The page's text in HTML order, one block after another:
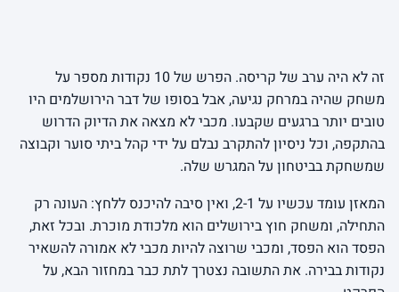
זה לא היה ערב של קריסה. הפרש של 10 נקודות מספר על
משחק שהיה במרחק נגיעה, אבל בסופו של דבר הירושלמים היו
טובים יותר ברגעים שקבעו. מכבי לא מצאה את הדיוק הדרוש
בהתקפה, וכל ניסיון להתקרב נבלם על ידי קהל ביתי סוער וקבוצה
שמשחקת בביטחון על המגרש שלה.
המאזן עומד עכשיו על 2-1, ואין סיבה להיכנס ללחץ: העונה רק
התחילה, ומשחק חוץ בירושלים הוא מלכודת מוכרת. ובכל זאת,
הפסד הוא הפסד, ומכבי שרוצה להיות מכבי לא אמורה להשאיר
נקודות בבירה. את התשובה נצטרך לתת כבר במחזור הבא, על